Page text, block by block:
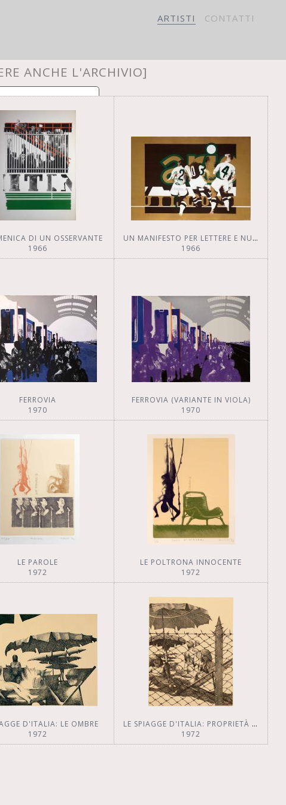
CONTATTI
ARTISTI
ANCHE L'ARCHIVIO]
DI UN OSSERVANTE
1966
UN MANIFESTO PER LETTERE E NUMERI
1966
FERROVIA
1970
FERROVIA (VARIANTE IN VIOLA)
1970
LE PAROLE
1972
LE POLTRONA INNOCENTE
1972
D'ITALIA: LE OMBRE
1972
LE SPIAGGE D'ITALIA: PROPRIETÀ PRIVATA
1972